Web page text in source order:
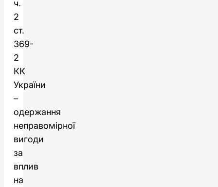
ч.
2
ст.
369-
2
КК
України
–
одержання
неправомірної
вигоди
за
вплив
на